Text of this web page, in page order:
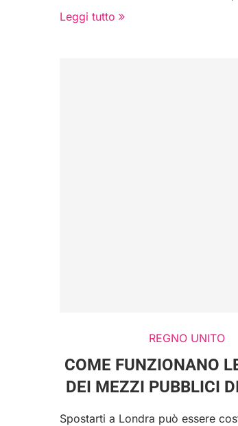
Leggi tutto
REGNO UNITO
COME FUNZIONANO
DEI MEZZI PUBBLICI
Spostarti a Londra può essere